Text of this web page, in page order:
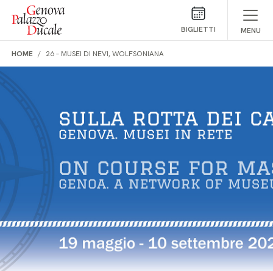
Salta al contenuto
BIGLIETTI MENU
HOME 26 – MUSEI DI NEVI, WOLFSONIANA